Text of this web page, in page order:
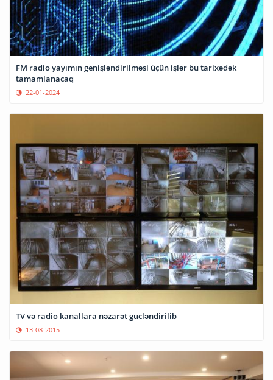
FM radio yayımın genişləndirilməsi üçün işlər bu tarixədək
tamamlanacaq
22-01-2024
TV və radio kanallara nəzarət gücləndirilib
13-08-2015